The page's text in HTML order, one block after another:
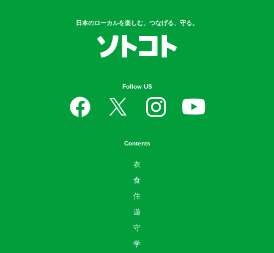
日本のローカルを楽しむ、つなげる、守る。
Follow US
Contents
衣
食
住
遊
守
学